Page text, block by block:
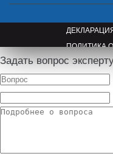
ПОЛИТИКА
Задать вопрос